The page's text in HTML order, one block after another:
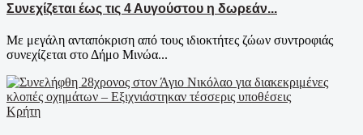
Συνεχίζεται έως τις 4 Αυγούστου η δωρεάν...
Με μεγάλη ανταπόκριση από τους ιδιοκτήτες ζώων συντροφιάς
συνεχίζεται στο Δήμο Μινώα...
Κρήτη